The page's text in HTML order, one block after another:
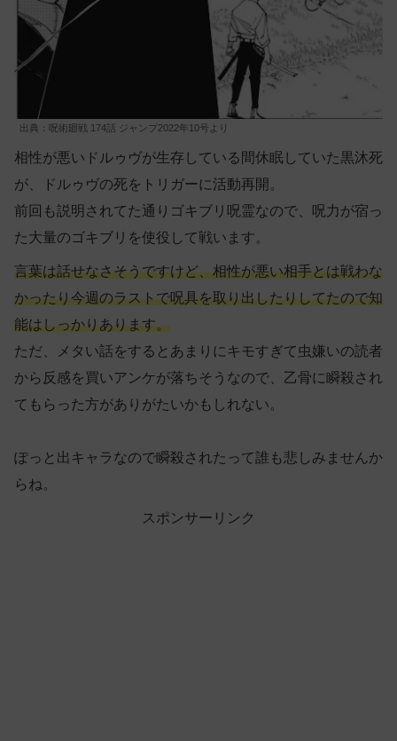
出典：呪術廻戦 174話 ジャンプ2022年10号より
相性が悪いドルゥヴが生存している間休眠していた黒沐死
が、ドルゥヴの死をトリガーに活動再開。
前回も説明されてた通りゴキブリ呪霊なので、呪力が宿っ
た大量のゴキブリを使役して戦います。
言葉は話せなさそうですけど、相性が悪い相手とは戦わな
かったり今週のラストで呪具を取り出したりしてたので知
能はしっかりあります。
ただ、メタい話をするとあまりにキモすぎて虫嫌いの読者
から反感を買いアンケが落ちそうなので、乙骨に瞬殺され
てもらった方がありがたいかもしれない。
ぽっと出キャラなので瞬殺されたって誰も悲しみませんか
らね。
スポンサーリンク